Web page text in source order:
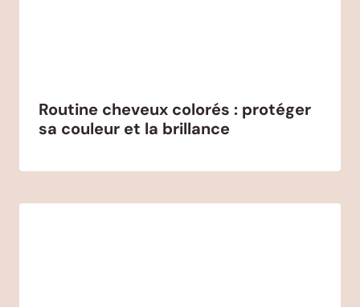
Routine cheveux colorés : protéger
sa couleur et la brillance